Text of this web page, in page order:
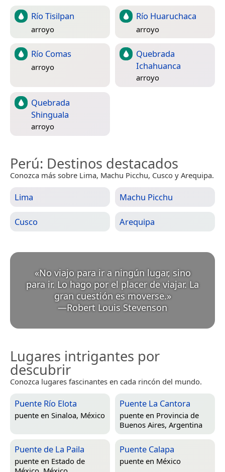
Río Tisilpan
arroyo
Río Huaruchaca
arroyo
Río Comas
arroyo
Quebrada
Ichahuanca
arroyo
Quebrada
Shinguala
arroyo
Perú: Destinos destacados
Conozca más sobre Lima, Machu Picchu, Cusco y Arequipa.
Lima Machu Picchu
Cusco Arequipa
«No viajo para ir a ningún lugar, sino
para ir. Lo hago por el placer de viajar. La
gran cuestión es moverse. »
—Robert Louis Stevenson
Lugares intrigantes por
descubrir
Conozca lugares fascinantes en cada rincón del mundo.
Puente Río Elota
puente en Sinaloa, México
Puente La Cantora
puente en Provincia de
Buenos Aires, Argentina
Puente de La Paila
puente en Estado de
Puente Calapa
puente en México